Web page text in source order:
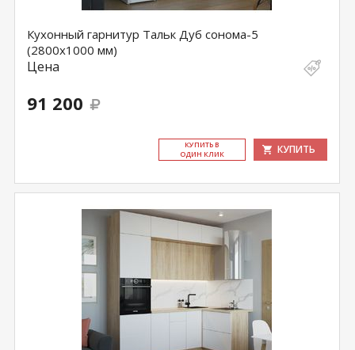
Кухонный гарнитур Тальк Дуб сонома-5
(2800х1000 мм)
Цена
91 200
КУ­ПИТЬ В
ОДИН КЛИК
КУПИТЬ